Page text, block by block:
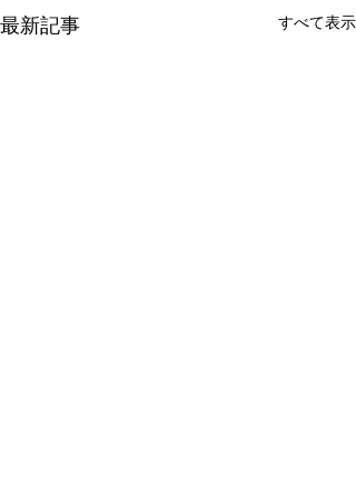
最新記事 すべて表示